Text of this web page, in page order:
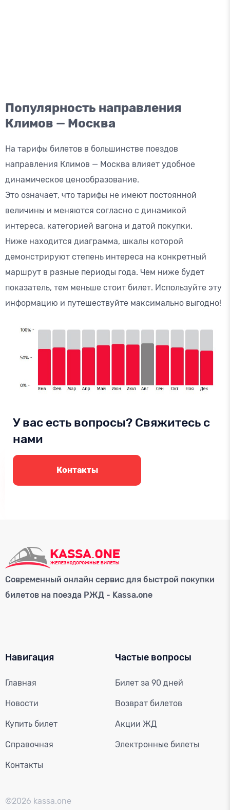
Популярность направления
Климов — Москва
На тарифы билетов в большинстве поездов
направления Климов — Москва влияет удобное
динамическое ценообразование.
Это означает, что тарифы не имеют постоянной
величины и меняются согласно с динамикой
интереса, категорией вагона и датой покупки.
Ниже находится диаграмма, шкалы которой
демонстрируют степень интереса на конкретный
маршрут в разные периоды года. Чем ниже будет
показатель, тем меньше стоит билет. Используйте эту
информацию и путешествуйте максимально выгодно!
У вас есть вопросы? Свяжитесь с
нами
Контакты
Современный онлайн сервис для быстрой покупки
билетов на поезда РЖД - Kassa.one
Навигация
Главная
Новости
Купить билет
Справочная
Контакты
Частые вопросы
Билет за 90 дней
Возврат билетов
Акции ЖД
Электронные билеты
©2026 kassa.one